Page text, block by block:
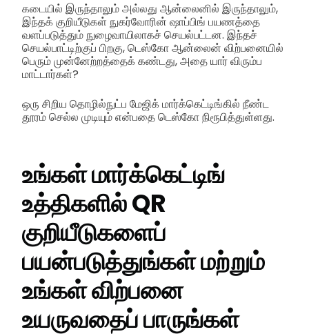
கடையில் இருந்தாலும் அல்லது ஆன்லைனில் இருந்தாலும்,
இந்தக் குறியீடுகள் நுகர்வோரின் ஷாப்பிங் பயணத்தை
வளப்படுத்தும் நுழைவாயிலாகச் செயல்பட்டன. இந்தச்
செயல்பாட்டிற்குப் பிறகு, டெஸ்கோ ஆன்லைன் விற்பனையில்
பெரும் முன்னேற்றத்தைக் கண்டது, அதை யார் விரும்ப
மாட்டார்கள்?
ஒரு சிறிய தொழில்நுட்ப மேஜிக் மார்க்கெட்டிங்கில் நீண்ட
தூரம் செல்ல முடியும் என்பதை டெஸ்கோ நிரூபித்துள்ளது.
உங்கள் மார்க்கெட்டிங்
உத்திகளில் QR
குறியீடுகளைப்
பயன்படுத்துங்கள் மற்றும்
உங்கள் விற்பனை
உயருவதைப் பாருங்கள்